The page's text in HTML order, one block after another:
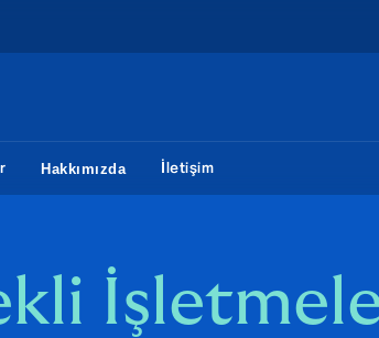
Hakkımızda İletişim